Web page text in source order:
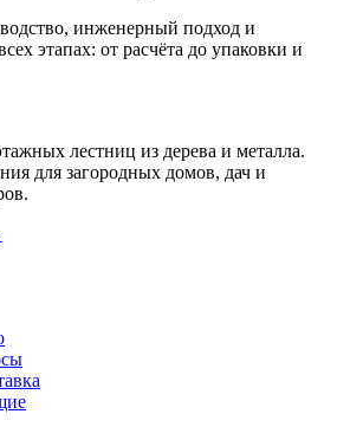
инженерный подход и
этапах: от расчёта до упаковки и
лестниц из дерева и металла.
для загородных домов, дач и